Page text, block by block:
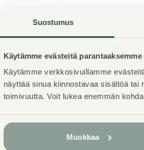
Suostumus
Käytämme evästeitä
Käytämme verkkosivuillamme
näyttää sinua kiinnostavaa sisältöä
toimivuutta. Voit lukea enemmän
Muokkaa
joukossa on viesti
kutsuu hänet
kyselevät paljon
vastuulle. Monet kysyvät
ja miten häiriöihin voi